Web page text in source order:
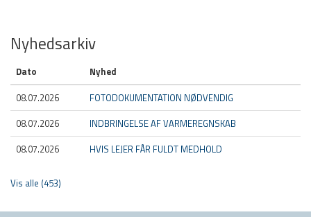
Nyhedsarkiv
Dato
Nyhed
08.07.2026
FOTODOKUMENTATION NØDVENDIG
08.07.2026
INDBRINGELSE AF VARMEREGNSKAB
08.07.2026
HVIS LEJER FÅR FULDT MEDHOLD
Vis alle (453)